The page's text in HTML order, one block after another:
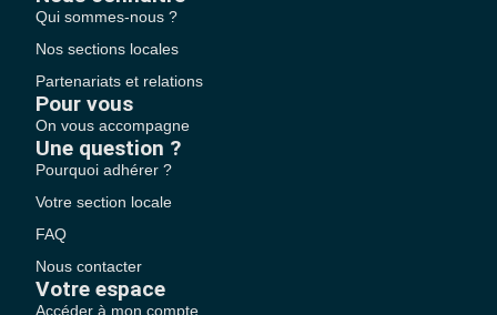
Qui sommes-nous ?
Nos sections locales
Partenariats et relations
Pour vous
On vous accompagne
Une question ?
Pourquoi adhérer ?
Votre section locale
FAQ
Nous contacter
Votre espace
Accéder à mon compte